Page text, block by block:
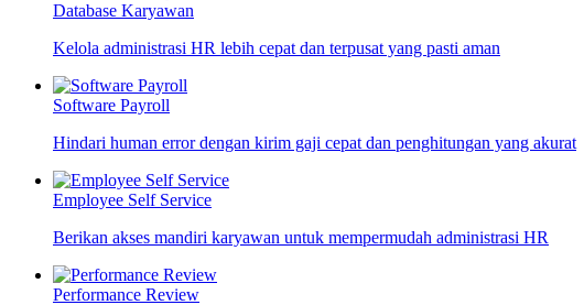
Database Karyawan
Kelola administrasi HR lebih cepat dan terpusat yang pasti aman
Software Payroll
Hindari human error dengan kirim gaji cepat dan penghitungan yang akurat
Employee Self Service
Berikan akses mandiri karyawan untuk mempermudah administrasi HR
Performance Review